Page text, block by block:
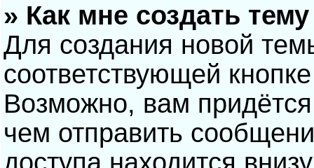
» Как мне создать
Для создания новой
соответствующей
Возможно, вам
чем отправить